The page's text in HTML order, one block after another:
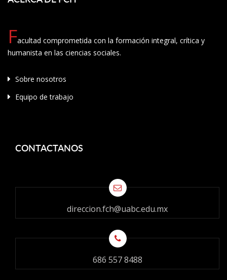
Facultad comprometida con la formación integral, crítica y
humanista en las ciencias sociales.
Sobre nosotros
Equipo de trabajo
CONTACTANOS
direccion.fch@uabc.edu.mx
686 557 8488